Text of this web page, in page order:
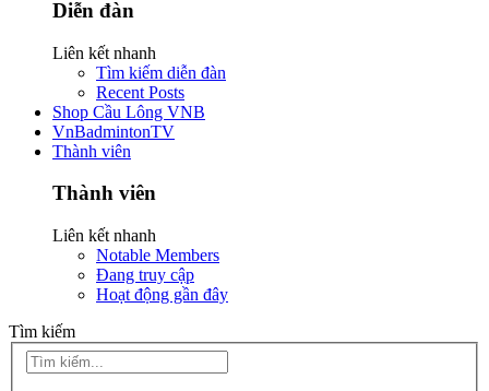
Diễn đàn
Liên kết nhanh
Tìm kiếm diễn đàn
Recent Posts
Shop Cầu Lông VNB
VnBadmintonTV
Thành viên
Thành viên
Liên kết nhanh
Notable Members
Đang truy cập
Hoạt động gần đây
Tìm kiếm